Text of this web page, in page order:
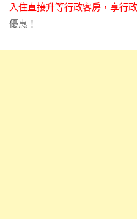
入住直接升等行政客房，享行
優惠！